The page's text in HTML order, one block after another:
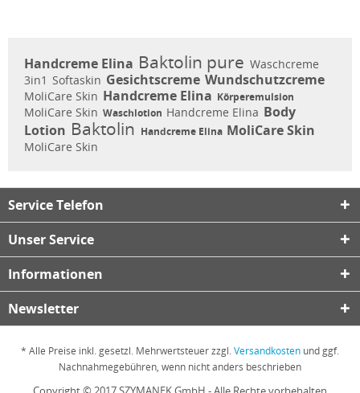
Handcreme Elina Baktolin pure Waschcreme
3in1 Softaskin Gesichtscreme Wundschutzcreme
MoliCare Skin Handcreme Elina Körperemulsion
MoliCare Skin Waschlotion Handcreme Elina Body
Lotion Baktolin Handcreme Elina MoliCare Skin
MoliCare Skin
Service Telefon
Unser Service
Informationen
Newsletter
* Alle Preise inkl. gesetzl. Mehrwertsteuer zzgl.Versandkosten und ggf.
Nachnahmegebühren, wenn nicht anders beschrieben